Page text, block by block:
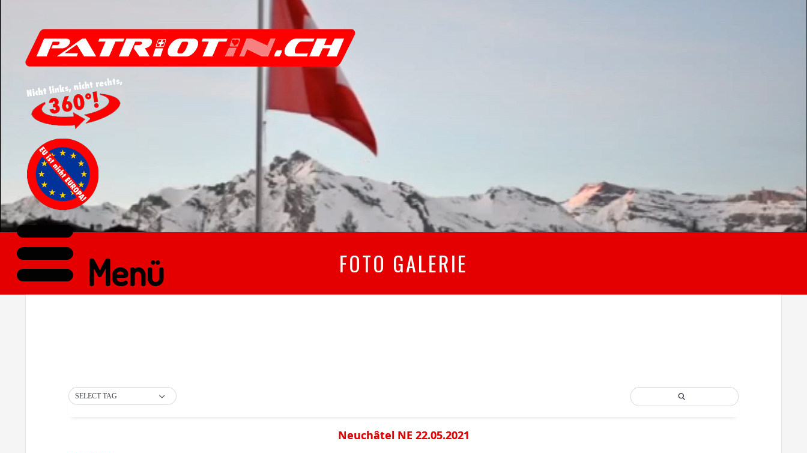
FOTO GALERIE
SELECT TAG
Neuchâtel NE 22.05.2021
Menü